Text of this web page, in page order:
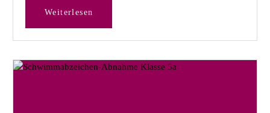
Weiterlesen